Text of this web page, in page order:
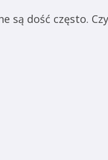
są dość często.